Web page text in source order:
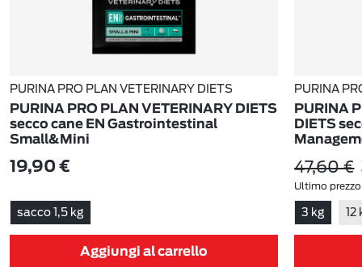
PURINA PRO PLAN VETERINARY DIETS
PURINA PRO PLAN VETERINARY DIETS
secco cane EN Gastrointestinal
Small&Mini
19,90 €
sacco 1,5 kg
Aggiungi al carrello
PURINA
PURINA
DIETS
47,60 €
Ultimo
3 kg 12